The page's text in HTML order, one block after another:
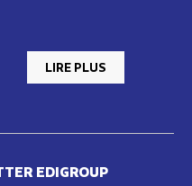
LIRE PLUS
EDIGROUP